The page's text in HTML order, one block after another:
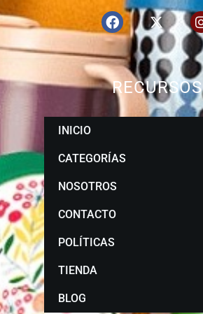
RECURSOS
INICIO
CATEGORÍAS
NOSOTROS
CONTACTO
POLÍTICAS
TIENDA
BLOG